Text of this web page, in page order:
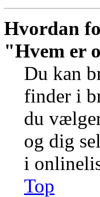
Hvordan
"Hvem er
Du kan
finder i
du
og dig
i
Top